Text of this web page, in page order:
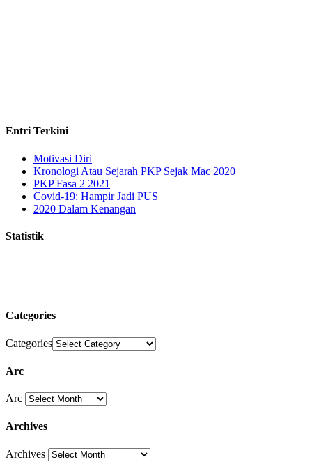
Entri Terkini
Motivasi Diri
Kronologi Atau Sejarah PKP Sejak Mac 2020
PKP Fasa 2 2021
Covid-19: Hampir Jadi PUS
2020 Dalam Kenangan
Statistik
Categories
Categories
Arc
Arc
Archives
Archives